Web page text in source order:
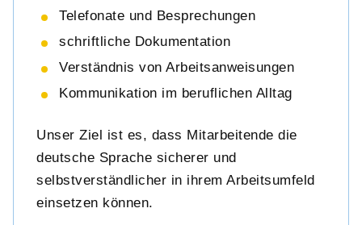
Telefonate und Besprechungen
schriftliche Dokumentation
Verständnis von Arbeitsanweisungen
Kommunikation im beruflichen Alltag
Unser Ziel ist es, dass Mitarbeitende die
deutsche Sprache sicherer und
selbstverständlicher in ihrem Arbeitsumfeld
einsetzen können.